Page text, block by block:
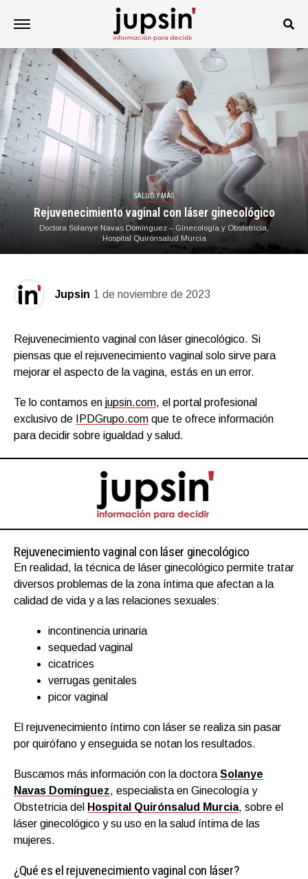
SALUD Y MÁS
Rejuvenecimiento vaginal con láser ginecológico
Doctora Solanye Navas Domínguez – Ginecología y Obstetricia,
Hospital Quirónsalud Murcia
Jupsin 1 de noviembre de 2023
Rejuvenecimiento vaginal con láser ginecológico. Si
piensas que el rejuvenecimiento vaginal solo sirve para
mejorar el aspecto de la vagina, estás en un error.
Te lo contamos en jupsin.com, el portal profesional
exclusivo de
IPDGrupo.com que te ofrece información
para decidir sobre igualdad y salud.
Rejuvenecimiento vaginal con láser ginecológico
En realidad, la técnica de láser ginecológico permite tratar
diversos problemas de la zona íntima que afectan a la
calidad de vida y a las relaciones sexuales:
incontinencia urinaria
sequedad vaginal
cicatrices
verrugas genitales
picor vaginal
El rejuvenecimiento íntimo con láser se realiza sin pasar
por quirófano y enseguida se notan los resultados.
Buscamos más información con la doctora Solanye
Navas Domínguez, especialista en Ginecología y
Obstetricia del Hospital Quirónsalud Murcia, sobre el
láser ginecológico y su uso en la salud íntima de las
mujeres.
¿Qué es el rejuvenecimiento vaginal con láser?